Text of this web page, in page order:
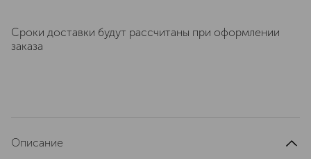
Сроки доставки будут рассчитаны при оформлении
заказа
Описание